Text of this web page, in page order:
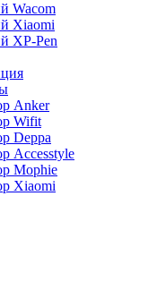
Wacom
Xiaomi
XP-Pen
Anker
Wifit
Deppa
Accesstyle
Mophie
Xiaomi